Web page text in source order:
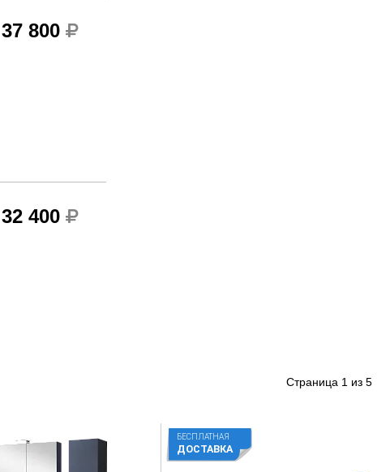
37 800
32 400
Страница 1 из 5
БЕСПЛАТНАЯ
ДОСТАВКА